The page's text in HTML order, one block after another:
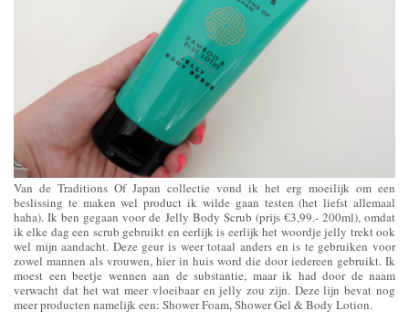
Van de Traditions Of Japan collectie vond ik het erg moeilijk om een
beslissing te maken wel product ik wilde gaan testen (het liefst allemaal
haha). Ik ben gegaan voor de Jelly Body Scrub (prijs €3,99.- 200ml), omdat
ik elke dag een scrub gebruikt en eerlijk is eerlijk het woordje jelly trekt ook
wel mijn aandacht. Deze geur is weer totaal anders en is te gebruiken voor
zowel mannen als vrouwen, hier in huis word die door iedereen gebruikt. Ik
moest een beetje wennen aan de substantie, maar ik had door de naam
verwacht dat het wat meer vloeibaar en jelly zou zijn. Deze lijn bevat nog
meer producten namelijk een: Shower Foam, Shower Gel & Body Lotion.